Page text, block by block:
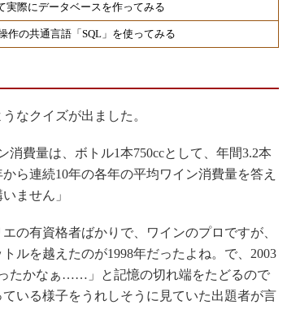
実際にデータベースを作ってみる
作の共通言語「SQL」を使ってみる
なクイズが出ました。
費量は、ボトル1本750ccとして、年間3.2本
ら連続10年の各年の平均ワイン消費量を答え
ません」
の有資格者ばかりで、ワインのプロですが、
ルを越えたのが1998年だったよね。で、2003
たかなぁ……」と記憶の切れ端をたどるので
いる様子をうれしそうに見ていた出題者が言